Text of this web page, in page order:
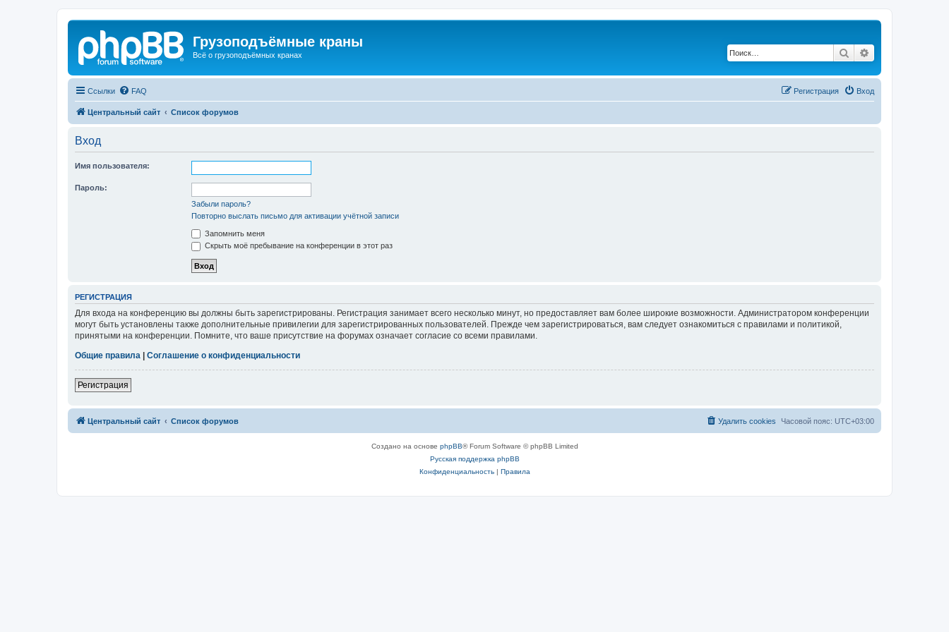
Грузоподъёмные краны
Всё о грузоподъёмных кранах Поиск
Ссылки FAQ Вход
Регистрация
Центральный сайт Список форумов
Вход
Имя пользователя:
Пароль:
Забыли пароль?
Повторно выслать письмо для активации учётной записи
Запомнить меня
Скрыть моё пребывание на конференции в этот раз
РЕГИСТРАЦИЯ
Для входа на конференцию вы должны быть зарегистрированы. Регистрация занимает всего несколько минут, но предоставляет вам более широкие возможности. Администратором конференции
могут быть установлены также дополнительные привилегии для зарегистрированных пользователей. Прежде чем зарегистрироваться, вам следует ознакомиться с правилами и политикой,
принятыми на конференции. Помните, что ваше присутствие на форумах означает согласие со всеми правилами.
Общие правила
Соглашение о конфиденциальности
Регистрация
Центральный сайт Список форумов Часовой пояс: UTC+03:00
Удалить cookies
Создано на основе phpBB® Forum Software © phpBB Limited
Русская поддержка phpBB
Конфиденциальность| Правила